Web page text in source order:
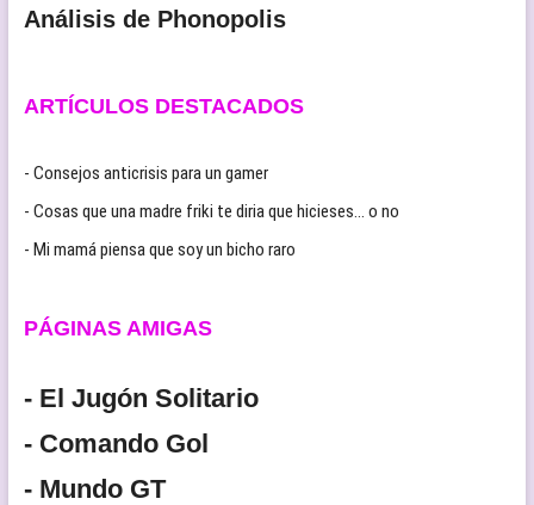
Análisis de Phonopolis
ARTÍCULOS DESTACADOS
- Consejos anticrisis para un gamer
- Cosas que una madre friki te diria que hicieses… o no
- Mi mamá piensa que soy un bicho raro
PÁGINAS AMIGAS
- El Jugón Solitario
- Comando Gol
- Mundo GT